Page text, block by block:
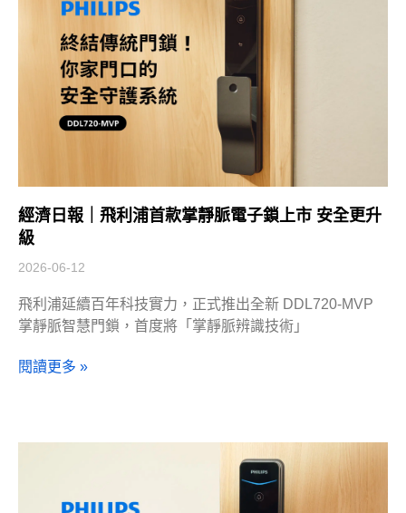
經濟日報｜飛利浦首款掌靜脈電子鎖上市 安全更升
級
2026-06-12
飛利浦延續百年科技實力，正式推出全新 DDL720-MVP
掌靜脈智慧門鎖，首度將「掌靜脈辨識技術」
閱讀更多 »